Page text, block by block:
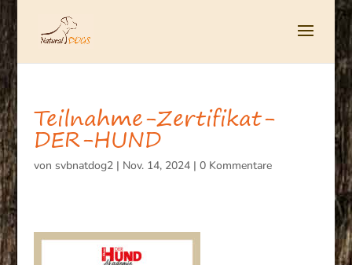
Teilnahme-Zertifikat-
DER-HUND
von svbnatdog2| Nov. 14, 2024| 0 Kommentare